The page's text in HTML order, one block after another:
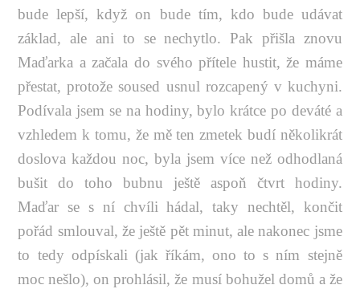
bude lepší, když on bude tím, kdo bude udávat
základ, ale ani to se nechytlo. Pak přišla znovu
Maďarka a začala do svého přítele hustit, že máme
přestat, protože soused usnul rozcapený v kuchyni.
Podívala jsem se na hodiny, bylo krátce po deváté a
vzhledem k tomu, že mě ten zmetek budí několikrát
doslova každou noc, byla jsem více než odhodlaná
bušit do toho bubnu ještě aspoň čtvrt hodiny.
Maďar se s ní chvíli hádal, taky nechtěl, končit
pořád smlouval, že ještě pět minut, ale nakonec jsme
to tedy odpískali (jak říkám, ono to s ním stejně
moc nešlo), on prohlásil, že musí bohužel domů a že